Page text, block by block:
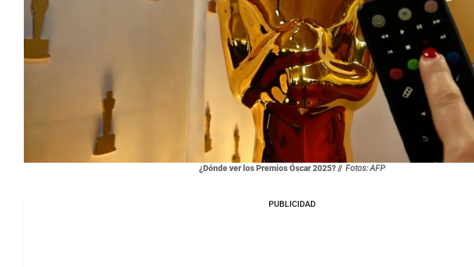
¿Dónde ver los Premios Óscar 2025? // Fotos: AFP
PUBLICIDAD